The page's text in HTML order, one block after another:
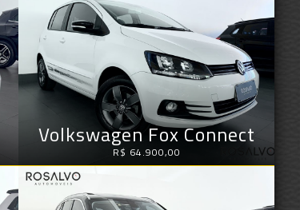
Volkswagen Fox Connect
R$ 64.900,00